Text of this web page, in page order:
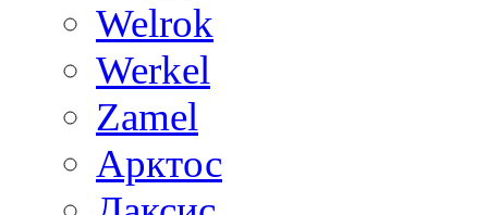
Welrok
Werkel
Zamel
Арктос